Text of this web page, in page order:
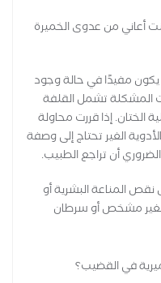
أعاني من عدوى الخميرة
مفيدًا في حالة وجود
المشكلة تشمل القلفة
الختان. إذا قررت محاولة
الغير تحتاج إلى وصفة
أن تراجع الطبيب.
المناعة البشرية أو
مشخص أو سرطان
في القضيب؟